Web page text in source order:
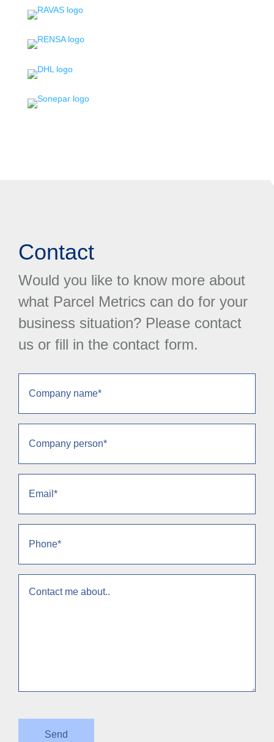
Contact
Would you like to know more about
what Parcel Metrics can do for your
business situation? Please contact
us or fill in the contact form.
name
person
(Obligatorio)
(Obligatorio)